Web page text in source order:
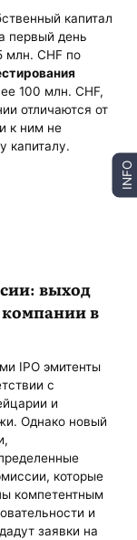
капитал
первый день
млн. CHF по
100 млн. CHF,
отличаются от
к ним не
капиталу.
выход
в
IPO эмитенты
с
и
Однако новый
которые
компетентным
и
заявки на
INFO